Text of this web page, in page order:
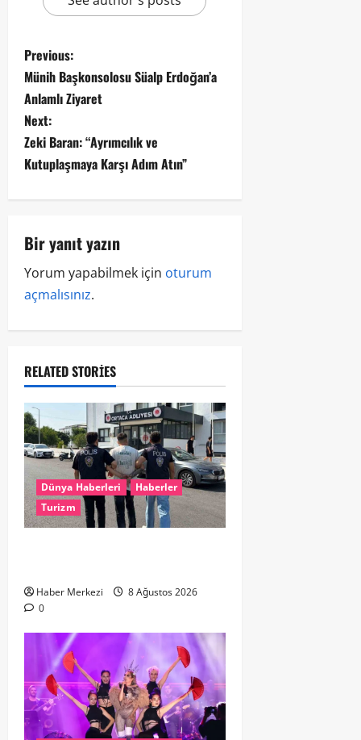
Previous:
Münih Başkonsolosu Süalp Erdoğan’a
Anlamlı Ziyaret
Next:
Zeki Baran: “Ayrımcılık ve
Kutuplaşmaya Karşı Adım Atın”
Bir yanıt yazın
Yorum yapabilmek için oturum
açmalısınız.
RELATED STORIES
Dünya Haberleri
Haberler
Turizm
Haber Merkezi
8 Ağustos 2026
0